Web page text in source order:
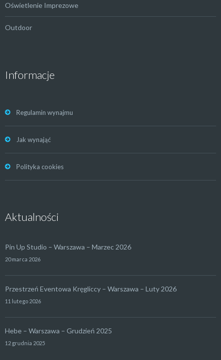
Oświetlenie Imprezowe
Outdoor
Informacje
Regulamin wynajmu
Jak wynająć
Polityka cookies
Aktualności
Pin Up Studio – Warszawa – Marzec 2026
20 marca 2026
Przestrzeń Eventowa Kręgliccy – Warszawa – Luty 2026
11 lutego 2026
Hebe – Warszawa – Grudzień 2025
12 grudnia 2025